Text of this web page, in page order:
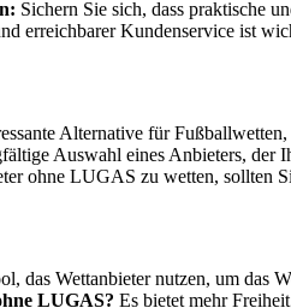
Sichern Sie sich, dass praktische
erreichbarer Kundenservice ist
Alternative für
Auswahl eines Anbieters, der
ohne LUGAS zu wetten, sollten
das Wettanbieter nutzen, um das
LUGAS? Es bietet mehr